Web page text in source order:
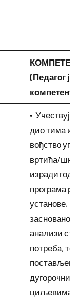
(Педагог је
• Учествује,
дио тима и
вођство
вртића/
изради
програма
установе,
заснованог
анализи
потреба, те
дугорочним
циљевима